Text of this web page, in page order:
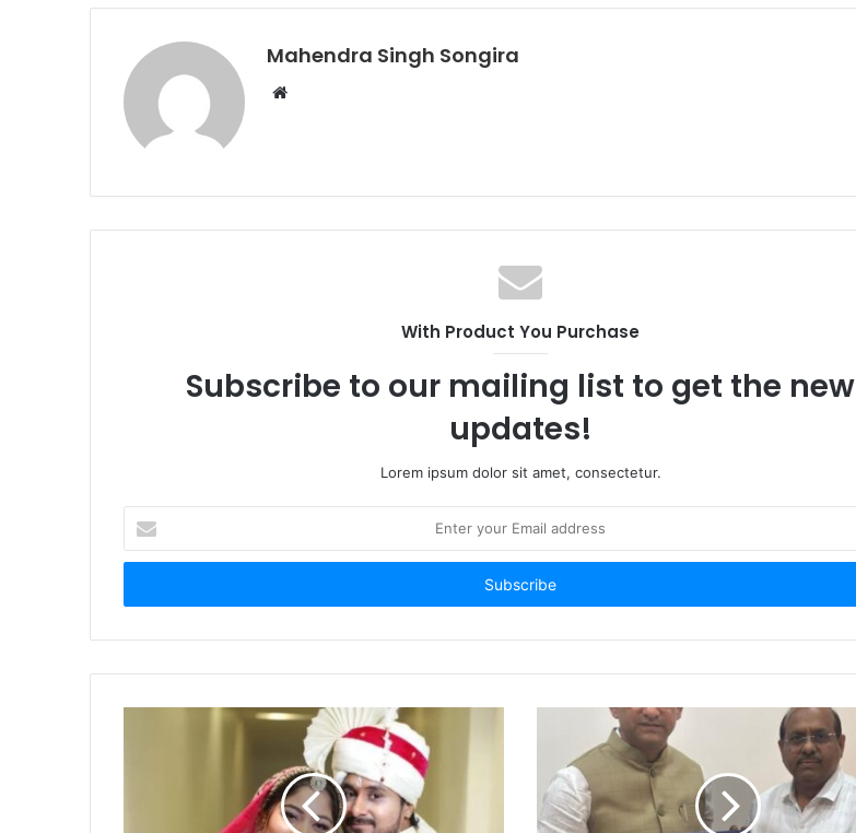
Mahendra Singh Songira
Website
With Product You Purchase
Subscribe to our mailing list to get the new
updates!
Lorem ipsum dolor sit amet, consectetur.
your
Email